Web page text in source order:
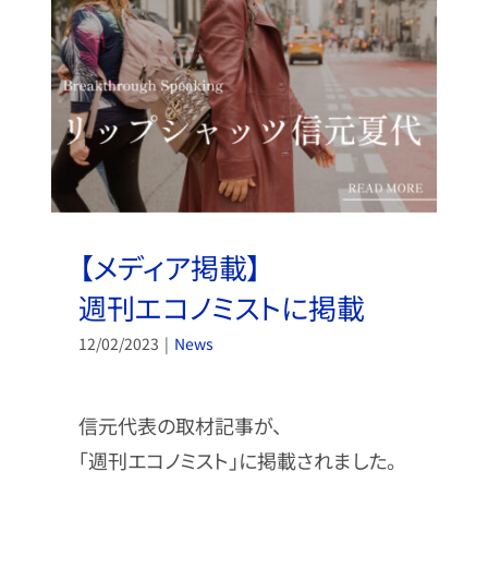
【メディア掲載】
週刊エコノミストに掲載
12/02/2023 | News
信元代表の取材記事が、
「週刊エコノミスト」に掲載されました。